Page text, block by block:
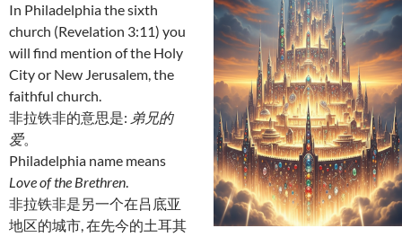
In Philadelphia the sixth
church (Revelation 3:11) you
will find mention of the Holy
City or New Jerusalem, the
faithful church.
非拉铁非的意思是: 弟兄的
爱。
Philadelphia name means
Love of the Brethren.
非拉铁非是另一个在吕底亚
地区的城市, 在先今的土耳其